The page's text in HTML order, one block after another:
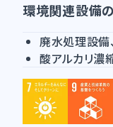
環境関連設備
廃水処理設備
酸アルカリ濃